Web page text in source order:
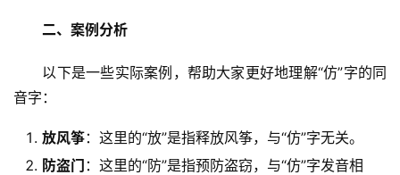
二、案例分析
以下是一些实际案例，帮助大家更好地理解“仿”字的同
音字：
放风筝：这里的“放”是指释放风筝，与“仿”字无关。
防盗门 ：这里的“防”是指预防盗窃，与“仿”字发音相